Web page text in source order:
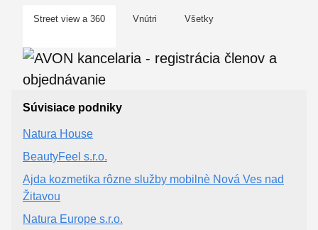
Street view a 360 Vnútri Všetky
Súvisiace podniky
Natura House
BeautyFeel s.r.o.
Ajda kozmetika rôzne služby mobilnè Nová Ves nad
Žitavou
Natura Europe s.r.o.